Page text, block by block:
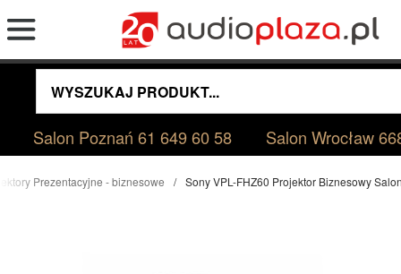
Salon Poznań61 649 60 58 Salon Wrocław
Prezentacyjne - biznesowe Sony VPL-FHZ60 Projektor Biznesowy